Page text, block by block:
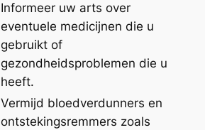
Informeer uw arts over
eventuele medicijnen die u
gebruikt of
gezondheidsproblemen die u
heeft.
Vermijd bloedverdunners en
ontstekingsremmers zoals